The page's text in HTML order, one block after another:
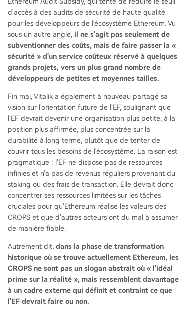
d'accès à des audits de sécurité de haute qualité
pour les développeurs de l'écosystème Ethereum. Vu
sous un autre angle, il ne s'agit pas seulement de
subventionner des coûts, mais de faire passer la «
sécurité » d'un service coûteux réservé à quelques
grands projets, vers un plus grand nombre de
développeurs de petites et moyennes tailles.
Fin mai, Vitalik a également à nouveau partagé sa
vision sur l'orientation future de l'EF, soulignant que
l'EF devrait devenir une organisation plus petite, à la
position plus affirmée, plus concentrée sur la
durabilité à long terme, plutôt que de tenter de
couvrir tous les besoins de l'écosystème. La raison est
pragmatique : l'EF ne dispose pas de ressources
infinies et n'a pas de revenus réguliers provenant du
staking ou des frais de transaction. Elle devrait donc
concentrer ses ressources limitées sur les tâches
cruciales pour qu'Ethereum réalise les valeurs des
CROPS et que d'autres acteurs ont du mal à assumer
de manière fiable.
Autrement dit, dans la phase de transformation
historique où se trouve actuellement Ethereum, les
CROPS ne sont pas un slogan abstrait où « l'idéal
prime sur la réalité », mais ressemblent davantage
à un cadre externe qui définit et contraint ce que
l'EF devrait faire ou non.